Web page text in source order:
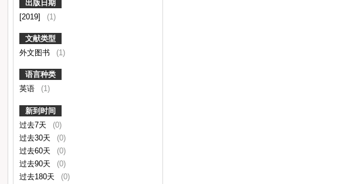
出版日期
[2019]
(1)
文献类型
外文图书
(1)
语言种类
英语
(1)
新到时间
过去7天
(0)
过去30天
(0)
过去60天
(0)
过去90天
(0)
过去180天
(0)